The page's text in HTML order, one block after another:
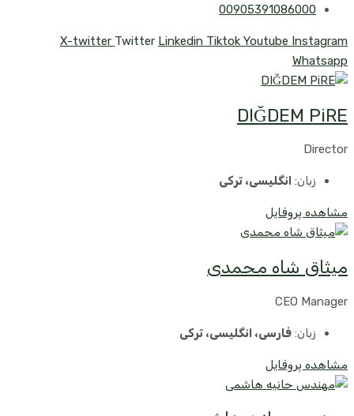
00905391086000
X-twitter Twitter Linkedin Tiktok Youtube Instagram
Whatsapp
DIǦDEM PiRE
Director
زبان: انگلیسی، ترکی
مشاهده پروفایل
میثاق شاه محمدی
CEO Manager
زبان: فارسی، انگلیسی، ترکی
مشاهده پروفایل